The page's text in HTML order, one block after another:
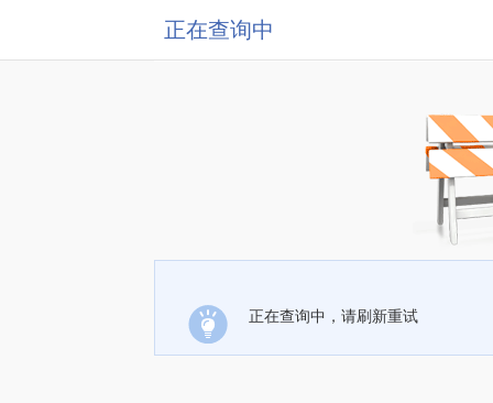
正在查询中
正在查询中，请刷新重试